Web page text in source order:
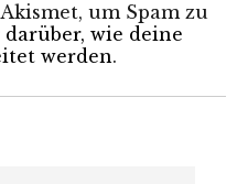
um Spam zu
wie deine
werden.